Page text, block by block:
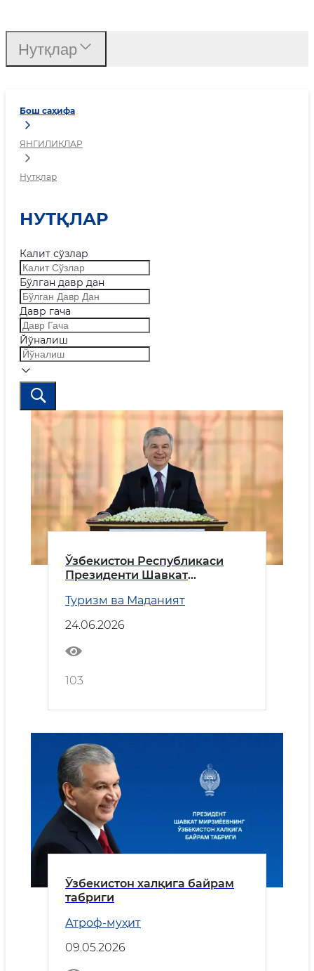
Бош саҳифа
ЯНГИЛИКЛАР
Нутқлар
НУТҚЛАР
Калит сўзлар
Бўлган давр дан
Давр гача
Йўналиш
Ўзбекистон Республикаси
Президенти Шавкат
Халқаро мақом санъати
анжуманининг очилиш
маросимидаги нутқи
Туризм ва Маданият
24.06.2026
103
Ўзбекистон халқига байрам
табриги
Атроф-муҳит
09.05.2026
Нутқлар